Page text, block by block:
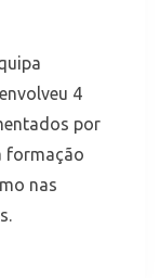
4
por
formação
nas